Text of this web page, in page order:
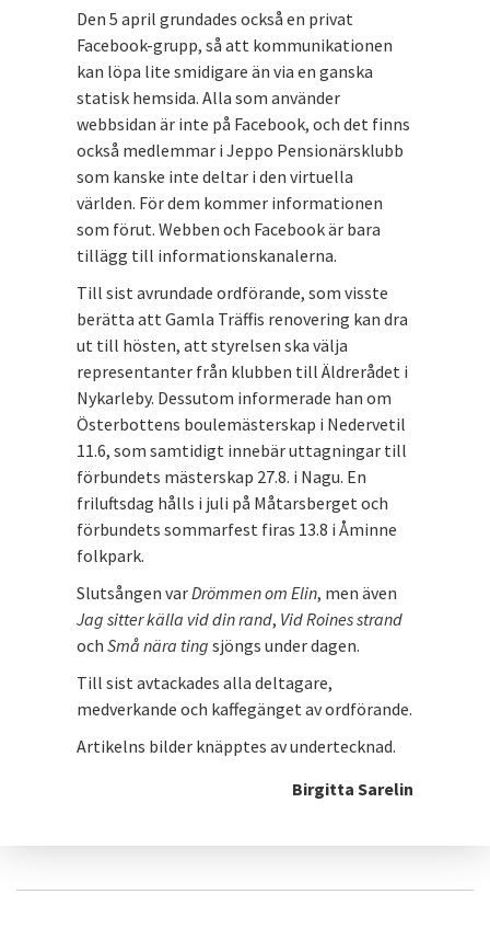
Den 5 april grundades också en privat
Facebook-grupp, så att kommunikationen
kan löpa lite smidigare än via en ganska
statisk hemsida. Alla som använder
webbsidan är inte på Facebook, och det finns
också medlemmar i Jeppo Pensionärsklubb
som kanske inte deltar i den virtuella
världen. För dem kommer informationen
som förut. Webben och Facebook är bara
tillägg till informationskanalerna.
Till sist avrundade ordförande, som visste
berätta att Gamla Träffis renovering kan dra
ut till hösten, att styrelsen ska välja
representanter från klubben till Äldrerådet i
Nykarleby. Dessutom informerade han om
Österbottens boulemästerskap i Nedervetil
11.6, som samtidigt innebär uttagningar till
förbundets mästerskap 27.8. i Nagu. En
friluftsdag hålls i juli på Måtarsberget och
förbundets sommarfest firas 13.8 i Åminne
folkpark.
Slutsången varDrömmen om Elin, men även
Jag sitter källa vid din rand, Vid Roines strand
och Små nära ting sjöngs under dagen.
Till sist avtackades alla deltagare,
medverkande och kaffegänget av ordförande.
Artikelns bilder knäpptes av undertecknad.
Birgitta Sarelin